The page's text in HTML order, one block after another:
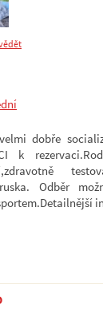
dobře
k
Odběr